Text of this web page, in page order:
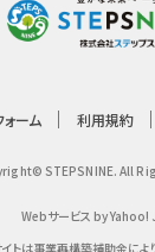
ーム 利用規約
STEPSNINE. All
Webサービス by Yahoo!
トは事業再構築補助金によ